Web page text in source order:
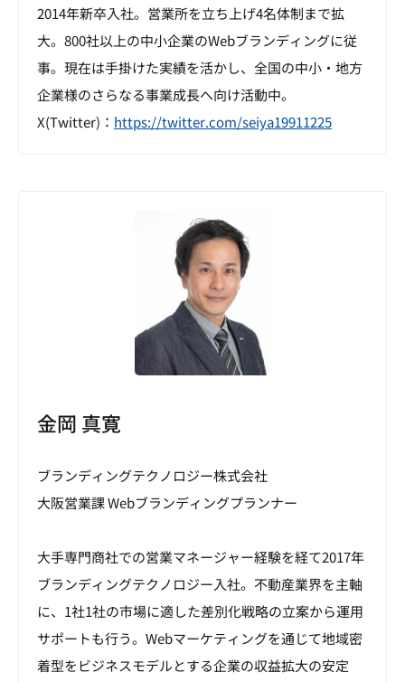
2014年新卒入社。営業所を立ち上げ4名体制まで拡
大。800社以上の中小企業のWebブランディングに従
事。現在は手掛けた実績を活かし、全国の中小・地方
企業様のさらなる事業成長へ向け活動中。
X(Twitter)： https://twitter.com/seiya19911225
金岡 真寛
ブランディングテクノロジー株式会社
大阪営業課 Webブランディングプランナー
大手専門商社での営業マネージャー経験を経て2017年
ブランディングテクノロジー入社。不動産業界を主軸
に、1社1社の市場に適した差別化戦略の立案から運用
サポートも行う。Webマーケティングを通じて地域密
着型をビジネスモデルとする企業の収益拡大の安定